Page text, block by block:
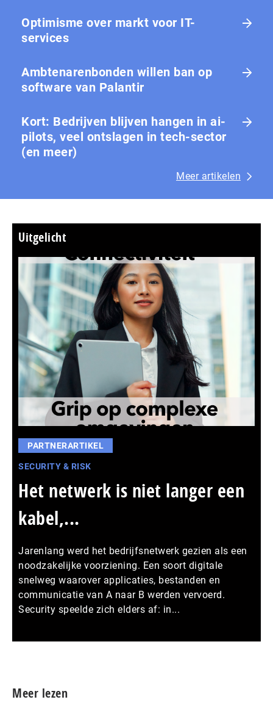
Optimisme over markt voor IT-
services
Ambtenarenbonden willen ban op
software van Palantir
Kort: Bedrijven blijven hangen in ai-
pilots, veel ontslagen in tech-sector
(en meer)
Meer artikelen
Uitgelicht
PARTNERARTIKEL
SECURITY & RISK
Het netwerk is niet langer een
kabel,...
Jarenlang werd het bedrijfsnetwerk gezien als een
noodzakelijke voorziening. Een soort digitale
snelweg waarover applicaties, bestanden en
communicatie van A naar B werden vervoerd.
Security speelde zich elders af: in...
Meer lezen